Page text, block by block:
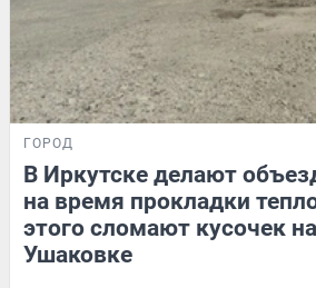
ГОРОД
В Иркутске делают
на время прокладки
этого сломают кусочек
Ушаковке